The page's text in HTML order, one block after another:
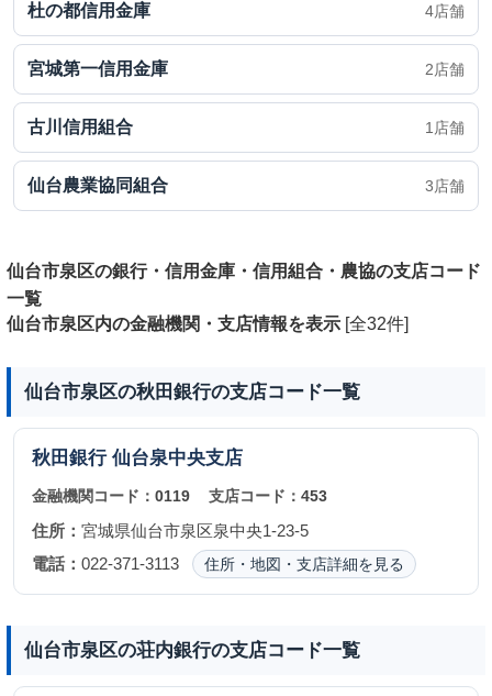
杜の都信用金庫 4店舗
宮城第一信用金庫 2店舗
古川信用組合 1店舗
仙台農業協同組合 3店舗
仙台市泉区の銀行・信用金庫・信用組合・農協の支店コード
一覧
仙台市泉区内の金融機関・支店情報を表示 [全32件]
仙台市泉区の秋田銀行の支店コード一覧
秋田銀行 仙台泉中央支店
金融機関コード： 0119 支店コード：453
住所： 宮城県仙台市泉区泉中央1-23-5
電話： 022-371-3113 住所・地図・支店詳細を見る
仙台市泉区の荘内銀行の支店コード一覧